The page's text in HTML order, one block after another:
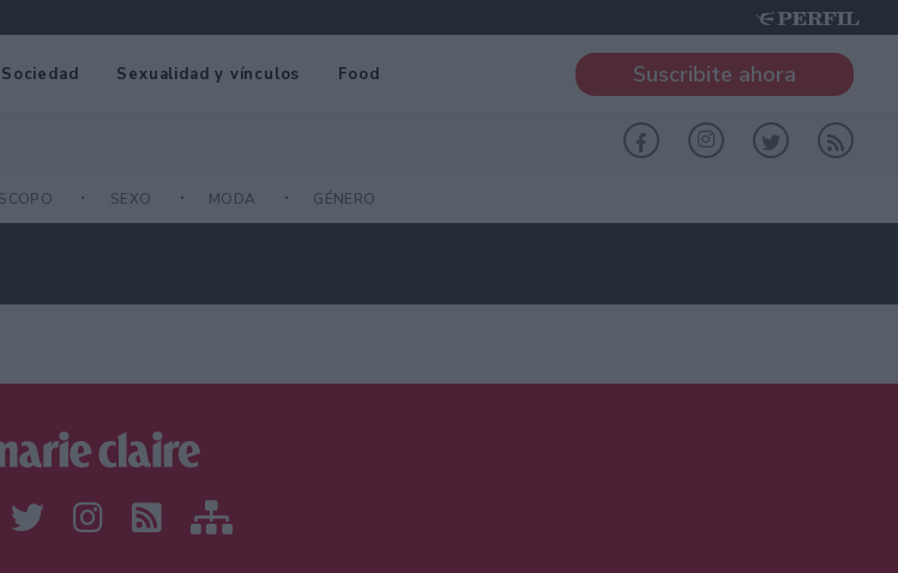
Sociedad Sexualidad y vínculos Food Suscribite ahora
SEXO MODA GÉNERO